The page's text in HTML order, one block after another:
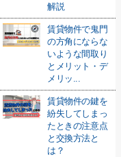
解説
賃貸物件で鬼門
の方角にならな
いような間取り
とメリット・デ
メリッ...
賃貸物件の鍵を
紛失してしまっ
たときの注意点
と交換方法と
は？